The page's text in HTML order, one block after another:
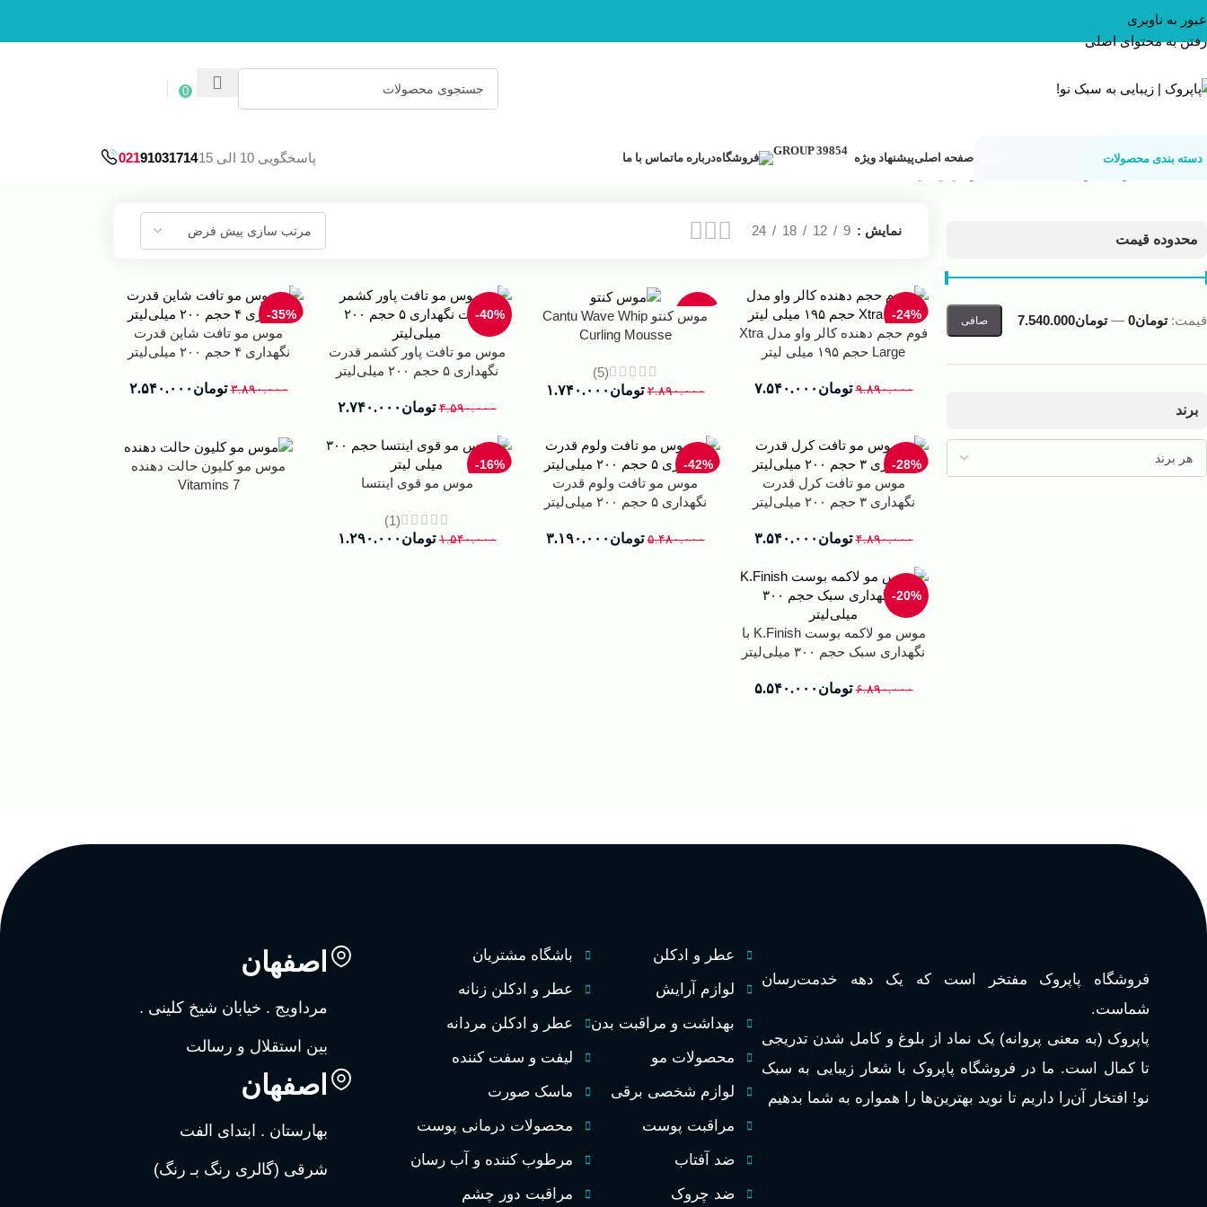
عبور به ناوبری
رفتن به محتوای اصلی
0
دسته بندی محصولات صفحه اصلیپیشنهاد ویژه فروشگاهدرباره ماتماس با ما پاسخگویی 10 الی 15 02191031714
محدوده قیمت
صافی قيمت:تومان0 —تومان7.540.000
برند
نمایش 9
12
18
24
-24%
فوم حجم دهنده کالر واو مدل Xtra
Large حجم ۱۹۵ میلی لیتر
۹.۸۹۰.۰۰۰ تومان ۷.۵۴۰.۰۰۰
-40%
موس کنتو Cantu Wave Whip
Curling Mousse
(5)
۲.۸۹۰.۰۰۰ تومان ۱.۷۴۰.۰۰۰
-40%
موس مو تافت پاور کشمر قدرت
نگهداری ۵ حجم ۲۰۰ میلی‌لیتر
۴.۵۹۰.۰۰۰ تومان ۲.۷۴۰.۰۰۰
-35%
موس مو تافت شاین قدرت
نگهداری ۴ حجم ۲۰۰ میلی‌لیتر
۳.۸۹۰.۰۰۰ تومان ۲.۵۴۰.۰۰۰
-28%
موس مو تافت کرل قدرت
نگهداری ۳ حجم ۲۰۰ میلی‌لیتر
۴.۸۹۰.۰۰۰ تومان ۳.۵۴۰.۰۰۰
-42%
موس مو تافت ولوم قدرت
نگهداری ۵ حجم ۲۰۰ میلی‌لیتر
۵.۴۸۰.۰۰۰ تومان ۳.۱۹۰.۰۰۰
-16%
موس مو قوی اینتسا
(1)
۱.۵۴۰.۰۰۰ تومان ۱.۲۹۰.۰۰۰
موس مو کلیون حالت دهنده
Vitamins 7
-20%
موس مو لاکمه بوست K.Finish با
نگهداری سبک حجم ۳۰۰ میلی‌لیتر
۶.۸۹۰.۰۰۰ تومان ۵.۵۴۰.۰۰۰
فروشگاه پاپروک مفتخر است که یک دهه خدمت‌رسان
شماست.
پاپروک (به معنی پروانه) یک نماد از بلوغ و کامل شدن تدریجی
تا کمال است. ما در فروشگاه پاپروک با شعار زیبایی به سبک
نو! افتخار آن‌را داریم تا نوید بهترین‌ها را همواره به شما بدهیم
عطر و ادکلن
لوازم آرایش
بهداشت و مراقبت بدن
محصولات مو
لوازم شخصی برقی
مراقبت پوست
ضد آفتاب
ضد چروک
باشگاه مشتریان
عطر و ادکلن زنانه
عطر و ادکلن مردانه
لیفت و سفت کننده
ماسک صورت
محصولات درمانی پوست
مرطوب کننده و آب رسان
مراقبت دور چشم
اصفهان
مرداویج . خیابان شیخ کلینی .
بین استقلال و رسالت
اصفهان
بهارستان . ابتدای الفت
شرقی (گالری رنگ بـ رنگ)